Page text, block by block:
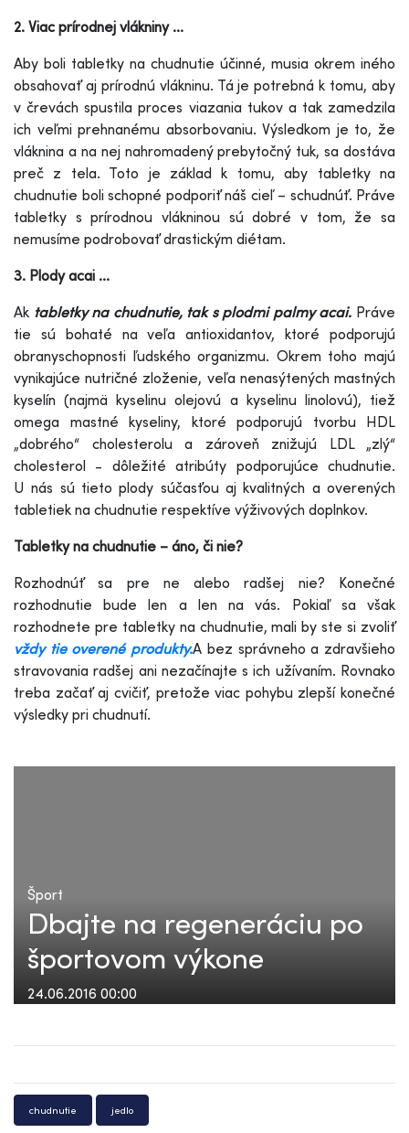
2. Viac prírodnej vlákniny ...
Aby boli tabletky na chudnutie účinné, musia okrem iného
obsahovať aj prírodnú vlákninu. Tá je potrebná k tomu, aby
v črevách spustila proces viazania tukov a tak zamedzila
ich veľmi prehnanému absorbovaniu. Výsledkom je to, že
vláknina a na nej nahromadený prebytočný tuk, sa dostáva
preč z tela. Toto je základ k tomu, aby tabletky na
chudnutie boli schopné podporiť náš cieľ – schudnúť. Práve
tabletky s prírodnou vlákninou sú dobré v tom, že sa
nemusíme podrobovať drastickým diétam.
3. Plody acai ...
Ak tabletky na chudnutie, tak s plodmi palmy acai. Práve
tie sú bohaté na veľa antioxidantov, ktoré podporujú
obranyschopnosti ľudského organizmu. Okrem toho majú
vynikajúce nutričné zloženie, veľa nenasýtených mastných
kyselín (najmä kyselinu olejovú a kyselinu linolovú), tiež
omega mastné kyseliny, ktoré podporujú tvorbu HDL
„dobrého“ cholesterolu a zároveň znižujú LDL „zlý“
cholesterol - dôležité atribúty podporujúce chudnutie.
U nás sú tieto plody súčasťou aj kvalitných a overených
tabletiek na chudnutie respektíve výživových doplnkov.
Tabletky na chudnutie – áno, či nie?
Rozhodnúť sa pre ne alebo radšej nie? Konečné
rozhodnutie bude len a len na vás. Pokiaľ sa však
rozhodnete pre tabletky na chudnutie, mali by ste si zvoliť
vždy tie overené produkty.A bez správneho a zdravšieho
stravovania radšej ani nezačínajte s ich užívaním. Rovnako
treba začať aj cvičiť, pretože viac pohybu zlepší konečné
výsledky pri chudnutí.
Šport
Dbajte na regeneráciu po
športovom výkone
24.06.2016 00:00
chudnutie jedlo